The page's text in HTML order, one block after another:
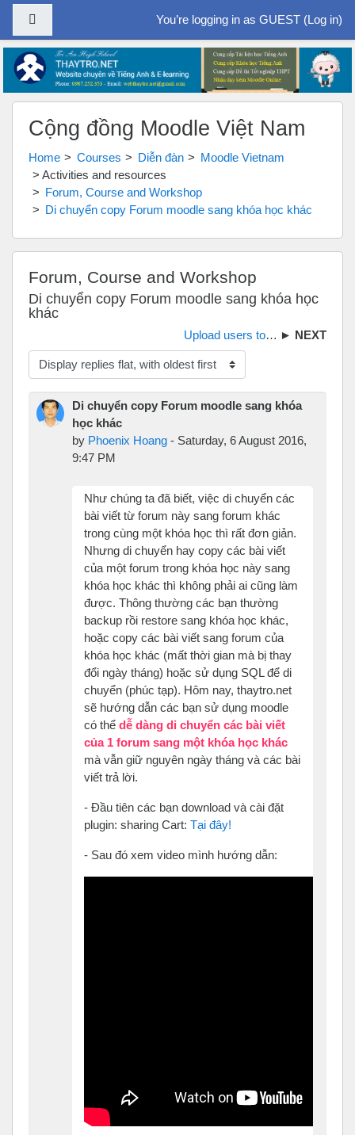
Skip to main content
You’re logging in as GUEST (Log in)
Cộng đồng Moodle Việt Nam
Home Courses Diễn đàn
Moodle Vietnam
Activities and resources
Forum, Course and Workshop
Di chuyển copy Forum moodle sang khóa học khác
Forum, Course and Workshop
Di chuyển copy Forum moodle sang khóa học
khác
Upload users to moodle| Upload học viên lên moodle
Display mode
Di chuyển copy Forum moodle sang khóa
học khác
by Phoenix Hoang - Saturday, 6 August 2016,
9:47 PM
Như chúng ta đã biết, việc di chuyển các
bài viết từ forum này sang forum khác
trong cùng một khóa học thì rất đơn giản.
Nhưng di chuyển hay copy các bài viết
của một forum trong khóa học này sang
khóa học khác thì không phải ai cũng làm
được. Thông thường các bạn thường
backup rồi restore sang khóa học khác,
hoặc copy các bài viết sang forum của
khóa học khác (mất thời gian mà bị thay
đổi ngày tháng) hoặc sử dụng SQL để di
chuyển (phúc tạp). Hôm nay, thaytro.net
sẽ hướng dẫn các bạn sử dụng moodle
có thể dễ dàng di chuyển các bài viết
của 1 forum sang một khóa học khác
mà vẫn giữ nguyên ngày tháng và các bài
viết trả lời.
- Đầu tiên các bạn download và cài đặt
plugin: sharing Cart: Tại đây!
- Sau đó xem video mình hướng dẫn: